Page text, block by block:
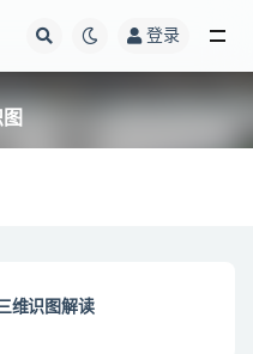
登录
维识图解读